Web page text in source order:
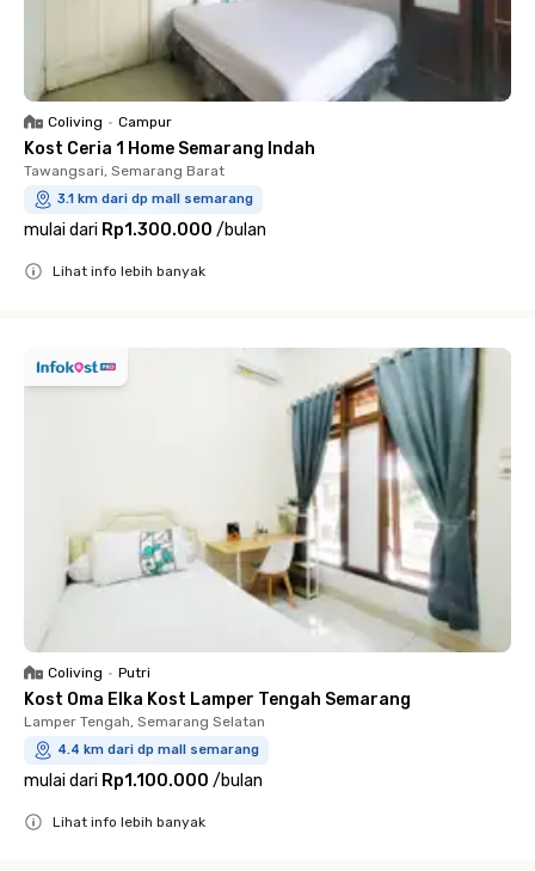
Coliving • Campur
Kost Ceria 1 Home Semarang Indah
Tawangsari, Semarang Barat
3.1 km dari dp mall semarang
mulai dari Rp1.300.000 /bulan
Lihat info lebih banyak
Coliving • Putri
Kost Oma Elka Kost Lamper Tengah Semarang
Lamper Tengah, Semarang Selatan
4.4 km dari dp mall semarang
mulai dari Rp1.100.000 /bulan
Lihat info lebih banyak